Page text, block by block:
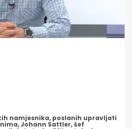
namjesnika, poslanih upravljati
Johann Sattler, šef